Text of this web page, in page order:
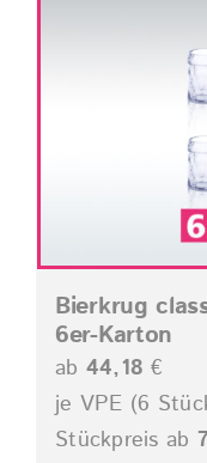
Bierkrug
6er-Karton
ab 44,18 €
je VPE (6
Stückpreis ab